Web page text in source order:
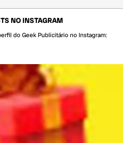
NO INSTAGRAM
do Geek Publicitário no Instagram: